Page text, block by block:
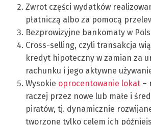
Zwrot części wydatków
płatniczą albo za pomocą
Bezprowizyjne bankomaty w
Cross-selling, czyli transakcja
kredyt hipoteczny w zamian za
rachunku i jego aktywne
Wysokie oprocentowanie lokat –
raczej przez nowe lub małe i
piratów, tj. dynamicznie
tworzone tylko celem ich